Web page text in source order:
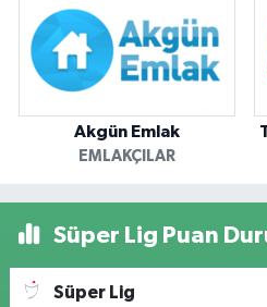
Akgün Emlak
EMLAKÇILAR
Süper Lig Puan
Süper Lig